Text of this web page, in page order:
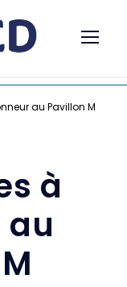
au Pavillon M
à
au